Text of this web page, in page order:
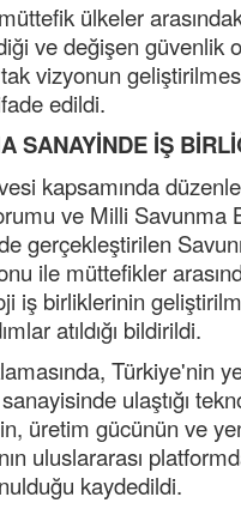
ülkeler
ve değişen güvenlik
vizyonun
edildi.
SANAYİNDE İŞ
kapsamında
ve Milli Savunma
gerçekleştirilen
ile müttefikler
iş birliklerinin
atıldığı bildirildi.
Türkiye'nin
ulaştığı
üretim gücünün ve
uluslararası
kaydedildi.